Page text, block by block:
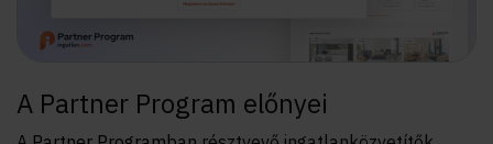
A Partner Program előnyei